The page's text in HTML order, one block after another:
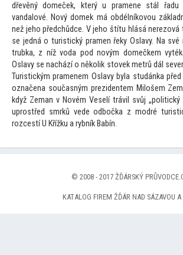
dřevěný domeček, který u pramene stál
vandalové. Nový domek má obdélníkovou
než jeho předchůdce. V jeho štítu hlásá nerezová
se jedná o turistický pramen řeky Oslavy. Na své
trubka, z níž voda pod novým domečkem
Oslavy se nachází o několik stovek metrů dál
Turistickým pramenem Oslavy byla studánka
označena současným prezidentem Milošem
když Zeman v Novém Veselí trávil svůj „politický
uprostřed smrků vede odbočka z modré
rozcestí U Křížku a rybník Babín.
© 2008 - 2017 ŽĎÁRSKÝ
KATALOG FIREM ŽĎÁR NAD SÁZAVOU A